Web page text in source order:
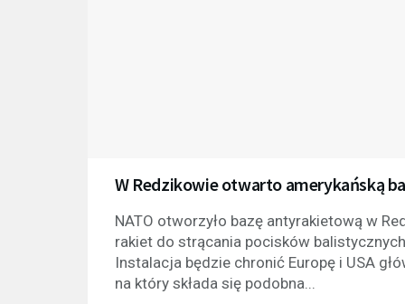
W Redzikowie otwarto amerykańską
NATO otworzyło bazę antyrakietową w
rakiet do strącania pocisków
Instalacja będzie chronić Europę i USA
na który składa się podobna...